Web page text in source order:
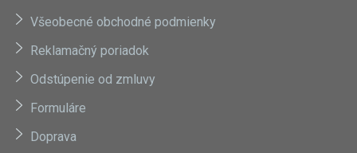
Všeobecné obchodné podmienky
Reklamačný poriadok
Odstúpenie od zmluvy
Formuláre
Doprava